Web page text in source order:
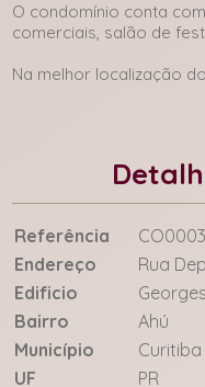
O condomínio conta
comerciais, salão de
Na melhor localização
Referência
CO0003
Endereço
Rua
Edificio
Bairro
Ahú
Município
Curitiba
UF
PR